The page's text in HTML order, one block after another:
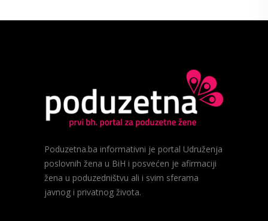
Poduzetna.ba informativni je portal Udruženja
poslovnih žena u BiH i posvećen je afirmaciji
žena u poduzedništvu ali i svim sferama
javnog i privatnog života.